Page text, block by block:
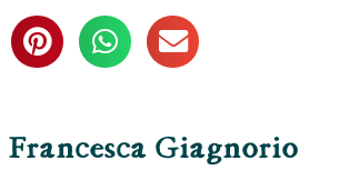
Francesca Giagnorio